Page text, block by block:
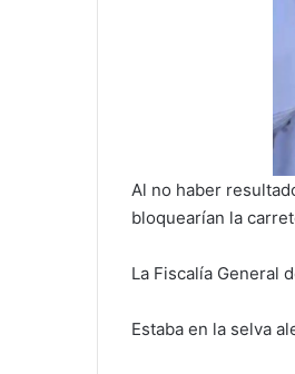
Al no haber
bloquearían la
La Fiscalía General
Estaba en la selva